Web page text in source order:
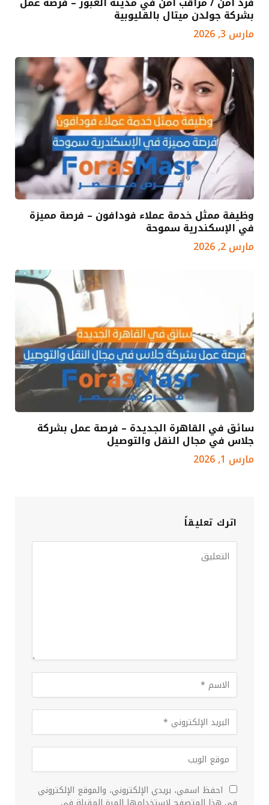
بشركة جولدن ميتال بالقليوبية
مارس 3, 2026
وظيفة ممثل خدمة عملاء فودافون – فرصة مميزة
في الإسكندرية سموحة
مارس 2, 2026
سائق في القاهرة الجديدة – فرصة عمل بشركة
جلاس في مجال النقل والتوصيل
مارس 1, 2026
اترك تعليقاً
احفظ اسمي، بريدي الإلكتروني، والموقع الإلكتروني